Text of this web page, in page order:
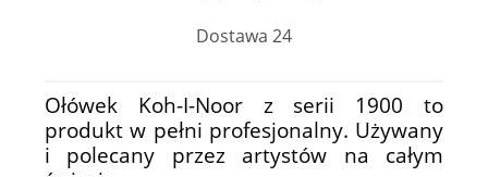
Dostawa 24
Ołówek Koh-I-Noor z serii 1900 to
produkt w pełni profesjonalny. Używany
i polecany przez artystów na całym